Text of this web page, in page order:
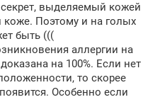
выделяемый кожей
Поэтому и на голых
быть (((
аллергии на
на 100%. Если нет
то скорее
Особенно если